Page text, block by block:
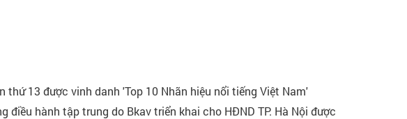
thứ 13 được vinh danh 'Top 10 Nhãn hiệu nổi tiếng Việt Nam'
điều hành tập trung do Bkav triển khai cho HĐND TP. Hà Nội được